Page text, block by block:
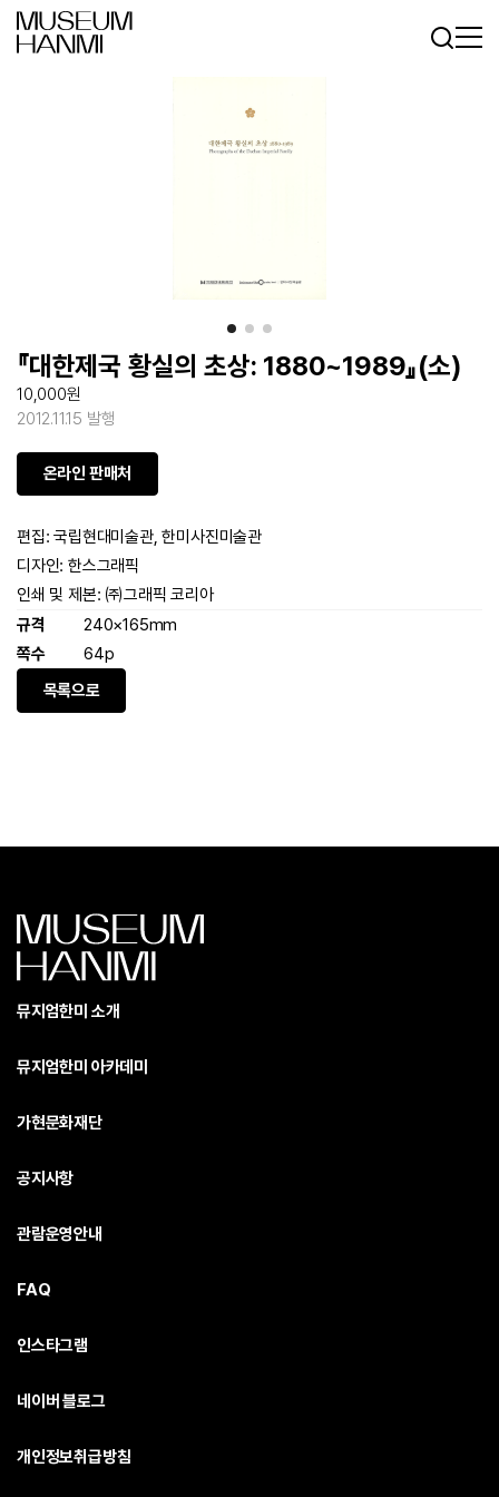
『대한제국 황실의 초상: 1880~1989』(소)
10,000원
2012.11.15 발행
온라인 판매처
편집: 국립현대미술관, 한미사진미술관
디자인: 한스그래픽
인쇄 및 제본: ㈜그래픽 코리아
규격
240×165mm
쪽수
64p
목록으로
뮤지엄한미 소개
뮤지엄한미 아카데미
가현문화재단
공지사항
관람운영안내
FAQ
인스타그램
네이버 블로그
개인정보취급방침